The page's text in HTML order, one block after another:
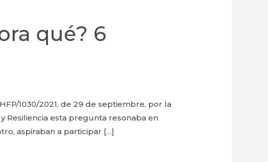
qué? 6
1030/2021, de 29 de septiembre, por la
Resiliencia esta pregunta resonaba en
aspiraban a participar […]